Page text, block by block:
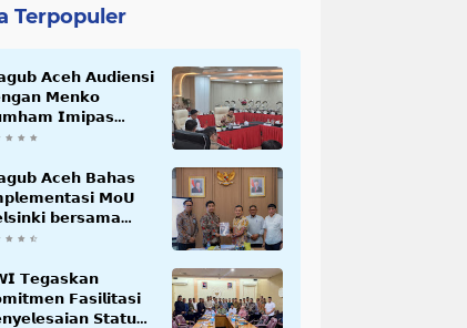
Terpopuler
𝗔𝗰𝗲𝗵 𝗔𝘂𝗱𝗶𝗲𝗻𝘀𝗶
𝗠𝗲𝗻𝗸𝗼
𝗜𝗺𝗶𝗽𝗮𝘀
𝗦𝘁𝗮𝘁𝘂𝘀 𝗪𝗮𝗸𝗮𝗳
𝗔𝗰𝗲𝗵 𝗕𝗮𝗵𝗮𝘀
𝗠𝗼𝗨
𝗯𝗲𝗿𝘀𝗮𝗺𝗮
𝗡𝗲𝗴𝗮𝗿𝗮
𝗧𝗲𝗴𝗮𝘀𝗸𝗮𝗻
𝗙𝗮𝘀𝗶𝗹𝗶𝘁𝗮𝘀𝗶
𝗦𝘁𝗮𝘁𝘂𝘀